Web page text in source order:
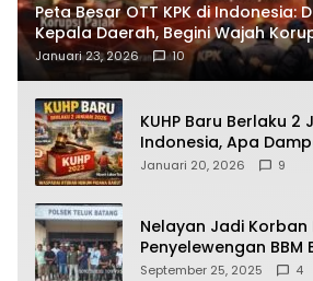
Peta Besar OTT KPK di Indonesia:
Kepala Daerah, Begini Wajah
Terbongkar
Januari 23, 2026 10
KUHP Baru Berlaku 2
Indonesia, Apa
Kehidupan Warga?
Januari 20, 2026 9
Nelayan Jadi
Penyelewengan BBM
64.78809 Teluk Batang
September 25, 2025 4